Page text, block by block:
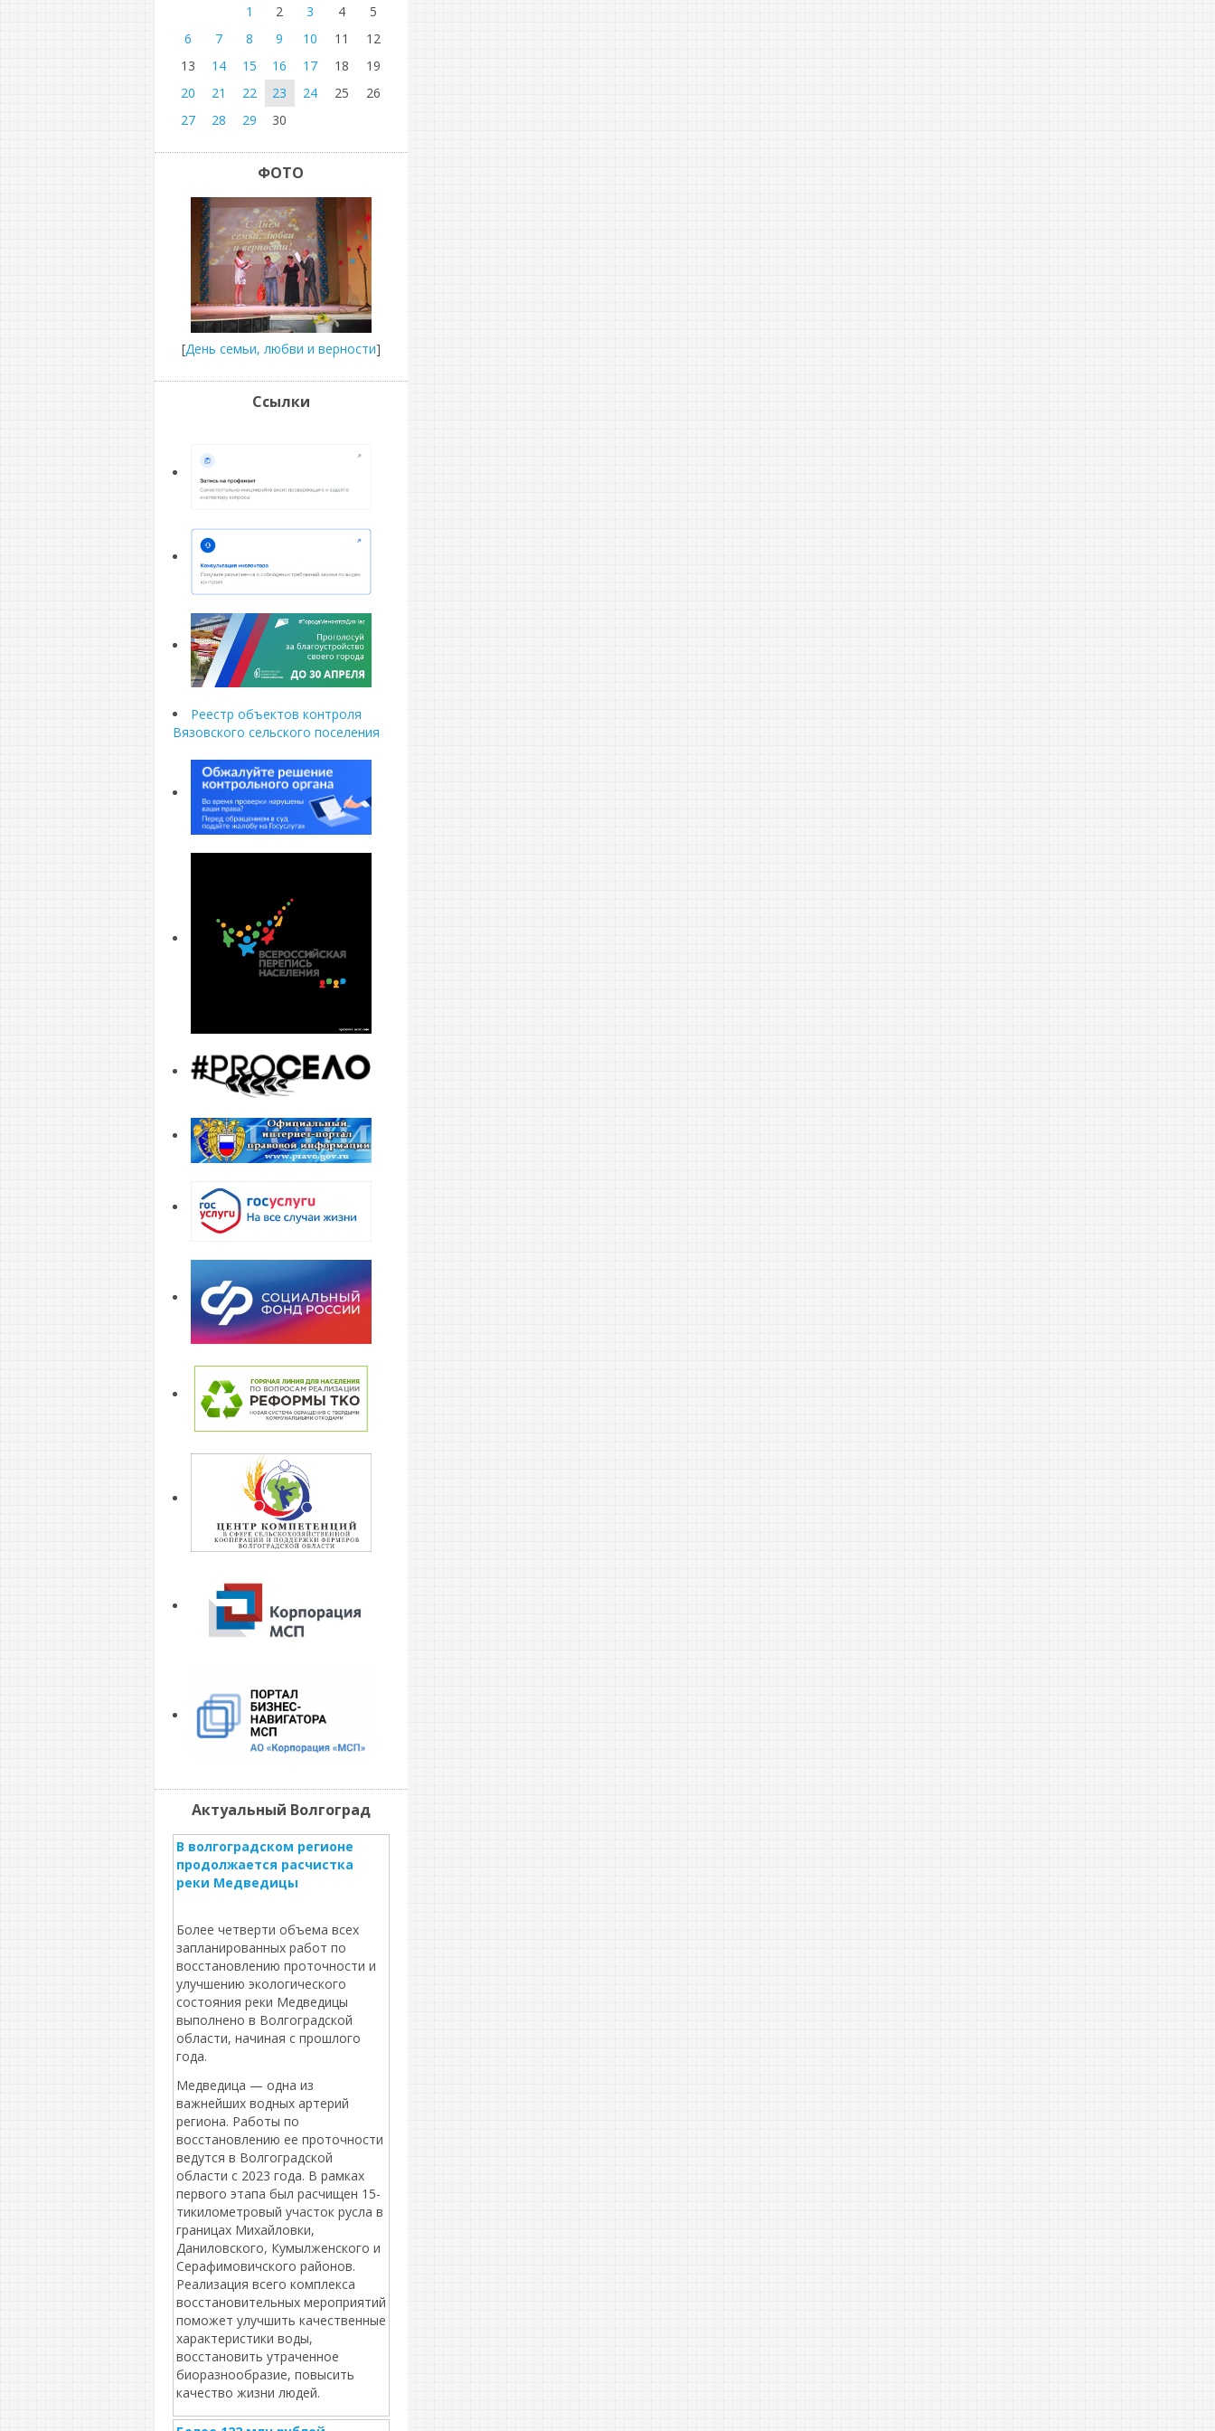
1 2 3 4
5
6
7 8 9 10 11
12
13
14 15 16 17 18
19
20
21 22 23 24 25
26
27
28 29 30
ФОТО
[День семьи, любви и верности]
Ссылки
Реестр объектов контроля
Вязовского сельского поселения
Актуальный Волгоград
В волгоградском регионе
продолжается расчистка
реки Медведицы
Более четверти объема всех
запланированных работ по
восстановлению проточности и
улучшению экологического
состояния реки Медведицы
выполнено в Волгоградской
области, начиная с прошлого
года.
Медведица — одна из
важнейших водных артерий
региона. Работы по
восстановлению ее проточности
ведутся в Волгоградской
области с 2023 года. В рамках
первого этапа был расчищен 15-
тикилометровый участок русла в
границах Михайловки,
Даниловского, Кумылженского и
Серафимовичского районов.
Реализация всего комплекса
восстановительных мероприятий
поможет улучшить качественные
характеристики воды,
восстановить утраченное
биоразнообразие, повысить
качество жизни людей.